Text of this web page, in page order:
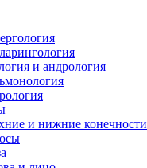
и андрология
и нижние конечности